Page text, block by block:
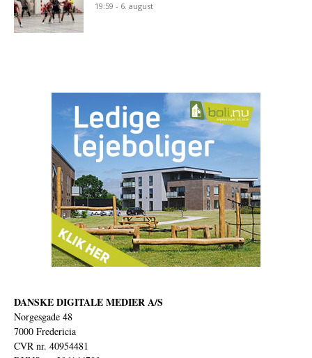
19:59 - 6. august
DANSKE DIGITALE MEDIER A/S
Norgesgade 48
7000 Fredericia
CVR nr. 40954481